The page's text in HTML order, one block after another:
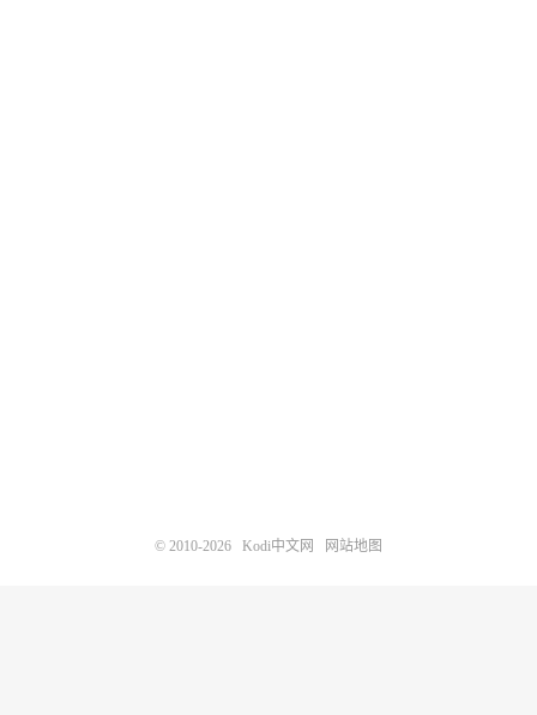
© 2010-2026 Kodi中文网 网站地图